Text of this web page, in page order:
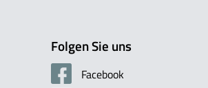
Folgen Sie uns
Facebook